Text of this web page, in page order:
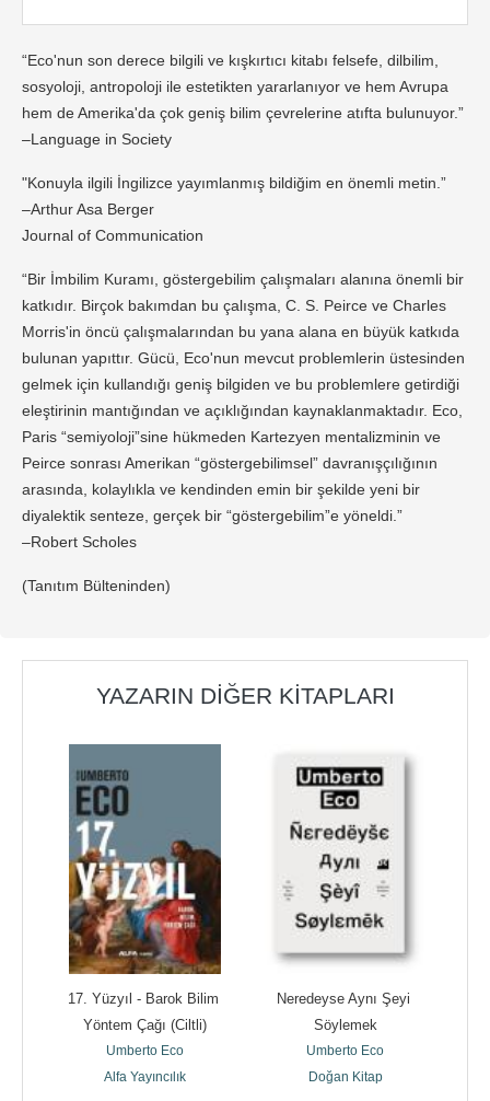
“Eco'nun son derece bilgili ve kışkırtıcı kitabı felsefe, dilbilim,
sosyoloji, antropoloji ile estetikten yararlanıyor ve hem Avrupa
hem de Amerika'da çok geniş bilim çevrelerine atıfta bulunuyor.”
–Language in Society
"Konuyla ilgili İngilizce yayımlanmış bildiğim en önemli metin.”
–Arthur Asa Berger
Journal of Communication
“Bir İmbilim Kuramı, göstergebilim çalışmaları alanına önemli bir
katkıdır. Birçok bakımdan bu çalışma, C. S. Peirce ve Charles
Morris'in öncü çalışmalarından bu yana alana en büyük katkıda
bulunan yapıttır. Gücü, Eco'nun mevcut problemlerin üstesinden
gelmek için kullandığı geniş bilgiden ve bu problemlere getirdiği
eleştirinin mantığından ve açıklığından kaynaklanmaktadır. Eco,
Paris “semiyoloji”sine hükmeden Kartezyen mentalizminin ve
Peirce sonrası Amerikan “göstergebilimsel” davranışçılığının
arasında, kolaylıkla ve kendinden emin bir şekilde yeni bir
diyalektik senteze, gerçek bir “göstergebilim”e yöneldi.”
–Robert Scholes
(Tanıtım Bülteninden)
YAZARIN DIĞER KITAPLARI
17. Yüzyıl - Barok Bilim
Yöntem Çağı (Ciltli)
Umberto Eco
Alfa Yayıncılık
Neredeyse Aynı Şeyi
Söylemek
Umberto Eco
Doğan Kitap